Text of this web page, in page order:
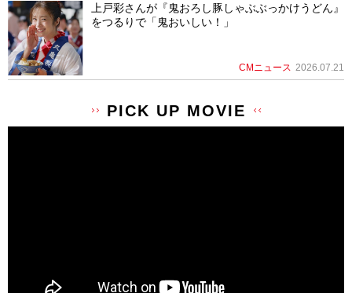
上戸彩さんが『鬼おろし豚しゃぶぶっかけうどん』
をつるりで「鬼おいしい！」
CMニュース 2026.07.21
PICK UP MOVIE